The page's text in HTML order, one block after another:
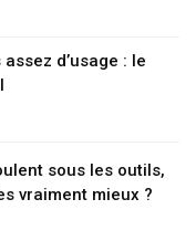
d’usage : le
sous les outils,
vraiment mieux ?